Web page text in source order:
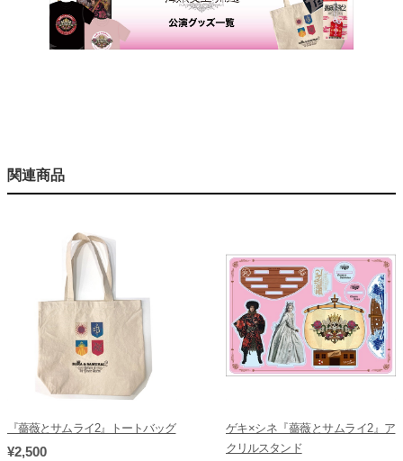
関連商品
『薔薇とサムライ2』トートバッグ
¥2,500
ゲキ×シネ『薔薇とサムライ2』ア
クリルスタンド